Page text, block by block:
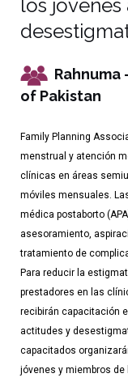
los jóvenes
Rahnuma
of
Family Planning
menstrual y atención
clínicas en áreas
móviles mensuales.
médica postaborto
asesoramiento,
tratamiento de
Para reducir la
prestadores en las
recibirán capacitación
actitudes y
capacitados
jóvenes y miembros